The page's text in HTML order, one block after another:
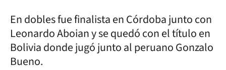
En dobles fue finalista en Córdoba junto con
Leonardo Aboian y se quedó con el título en
Bolivia donde jugó junto al peruano Gonzalo
Bueno.